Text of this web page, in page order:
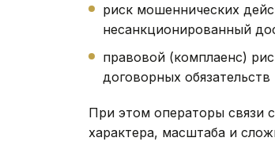
риск мошеннических
несанкционированный
правовой (комплаенс)
договорных
При этом операторы связи
характера, масштаба и